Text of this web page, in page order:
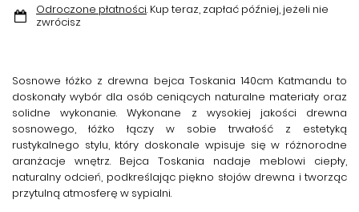
Odroczone płatności. Kup teraz, zapłać później, jeżeli nie
zwrócisz
Sosnowe łóżko z drewna bejca Toskania 140cm Katmandu to
doskonały wybór dla osób ceniących naturalne materiały oraz
solidne wykonanie. Wykonane z wysokiej jakości drewna
sosnowego, łóżko łączy w sobie trwałość z estetyką
rustykalnego stylu, który doskonale wpisuje się w różnorodne
aranżacje wnętrz. Bejca Toskania nadaje meblowi ciepły,
naturalny odcień, podkreślając piękno słojów drewna i tworząc
przytulną atmosferę w sypialni.